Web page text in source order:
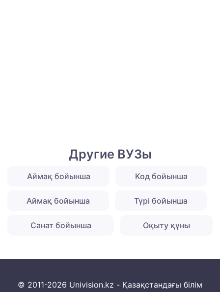
Другие ВУЗы
Аймақ бойынша Код бойынша
Аймақ бойынша Түрі бойынша
Санат бойынша Оқыту құны
© 2011-2026 Univision.kz - Қазақстандағы білім